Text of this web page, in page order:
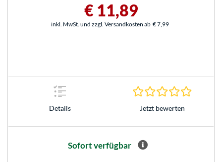
€ 11,89
inkl. MwSt. und zzgl. Versandkosten ab € 7,99
Details Jetzt bewerten
Sofort verfügbar